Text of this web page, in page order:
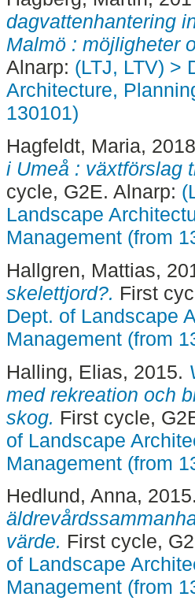
dagvattenhantering
Malmö : möjligheter
Alnarp: (LTJ, LTV) >
Architecture,
130101)
Hagfeldt, Maria,
i Umeå : växtförslag
cycle, G2E. Alnarp:
Landscape
Management (from
Hallgren, Mattias,
skelettjord?. First
Dept. of Landscape
Management (from
Halling, Elias, 2015.
med rekreation och
skog. First cycle,
of Landscape
Management (from
Hedlund, Anna,
värde. First cycle,
of Landscape
Management (from